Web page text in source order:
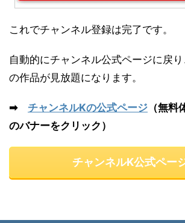
これでチャンネル登録は完了です。
自動的にチャンネル公式ページに戻
の作品が見放題になります。
➡ チャンネルKの公式ページ （無
のバナーをクリック）
チャンネルK公式ペー